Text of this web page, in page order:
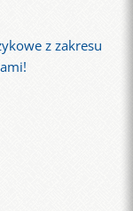
z zakresu